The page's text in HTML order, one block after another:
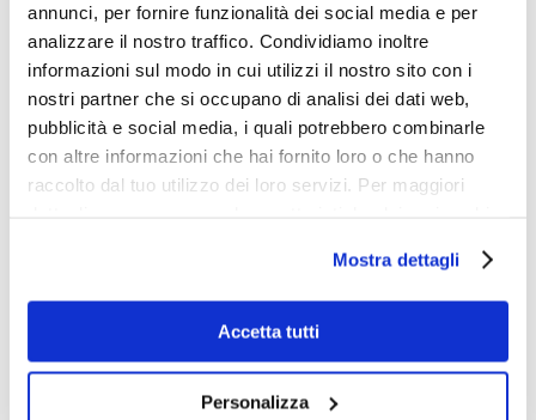
annunci, per fornire funzionalità dei social media e per
analizzare il nostro traffico. Condividiamo inoltre
informazioni sul modo in cui utilizzi il nostro sito con i
nostri partner che si occupano di analisi dei dati web,
pubblicità e social media, i quali potrebbero combinarle
con altre informazioni che hai fornito loro o che hanno
raccolto dal tuo utilizzo dei loro servizi. Per maggiori
Mostra dettagli
Accetta tutti
Personalizza
Inoltre, i social network continueranno a essere
sempre più integrati con altre tecnologie, come la
domotica e i dispositivi indossabili. Questo
permetterà agli utenti di controllare i loro
dispositivi e di interagire con il mondo in modi
nuovi e innovativi.
di più sulla sicurezza e sulla privacy degli utenti.
violazione della privacy degli utenti.
social network stanno lavorando per migliorare le
loro politiche di sicurezza e per offrire agli utenti